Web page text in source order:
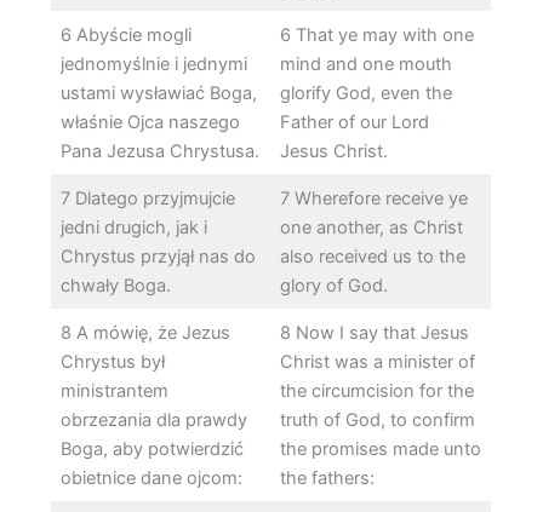
6 Abyście mogli
jednomyślnie i jednymi
ustami wysławiać Boga,
właśnie Ojca naszego
Pana Jezusa Chrystusa.
6 That ye may with one
mind and one mouth
glorify God, even the
Father of our Lord
Jesus Christ.
7 Dlatego przyjmujcie
jedni drugich, jak i
Chrystus przyjął nas do
chwały Boga.
7 Wherefore receive ye
one another, as Christ
also received us to the
glory of God.
8 A mówię, że Jezus
Chrystus był
ministrantem
obrzezania dla prawdy
Boga, aby potwierdzić
obietnice dane ojcom:
8 Now I say that Jesus
Christ was a minister of
the circumcision for the
truth of God, to confirm
the promises made unto
the fathers: